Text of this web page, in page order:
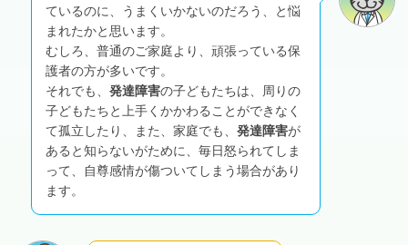
ているのに、うまくいかないのだろう、と悩
まれたかと思います。
むしろ、普通のご家庭より、頑張っている保
護者の方が多いです。
それでも、発達障害の子どもたちは、周りの
子どもたちと上手くかかわることができなく
て孤立したり、また、家庭でも、発達障害が
あると知らないがために、毎日怒られてしま
って、自尊感情が傷ついてしまう場合があり
ます。